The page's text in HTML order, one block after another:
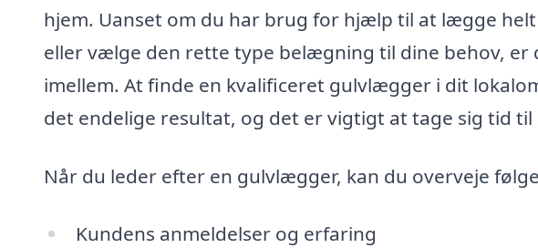
hjem. Uanset om du har brug for hjælp til at lægge
eller vælge den rette type belægning til dine behov,
imellem. At finde en kvalificeret gulvlægger i dit
det endelige resultat, og det er vigtigt at tage sig tid
Når du leder efter en gulvlægger, kan du overveje
Kundens anmeldelser og erfaring